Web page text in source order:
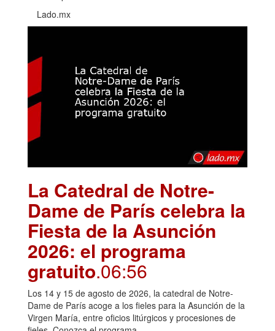
Lado.mx
La Catedral de Notre-
Dame de París celebra la
Fiesta de la Asunción
2026: el programa
gratuito.06:56
Los 14 y 15 de agosto de 2026, la catedral de Notre-
Dame de París acoge a los fieles para la Asunción de la
Virgen María, entre oficios litúrgicos y procesiones de